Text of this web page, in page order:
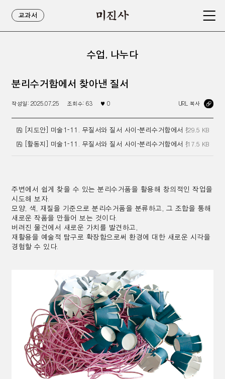
교과서
수업, 나누다
분리수거함에서 찾아낸 질서
작성일: 2025.07.25 조회수:63 ♥ 0 URL 복사
[지도안] 미술1-11. 무질서와 질서 사이-분리수거함에서 찾아낸 질서
29.5 KB
[활동지] 미술1-11. 무질서와 질서 사이-분리수거함에서 찾아낸 질서
17.5 KB
주변에서 쉽게 찾을 수 있는 분리수거품을 활용해 창의적인 작업을
시도해 보자.
모양, 색, 재질을 기준으로 분리수거품을 분류하고, 그 조합을 통해
새로운 작품을 만들어 보는 것이다.
버려진 물건에서 새로운 가치를 발견하고,
재활용을 예술적 탐구로 확장함으로써 환경에 대한 새로운 시각을
경험할 수 있다.